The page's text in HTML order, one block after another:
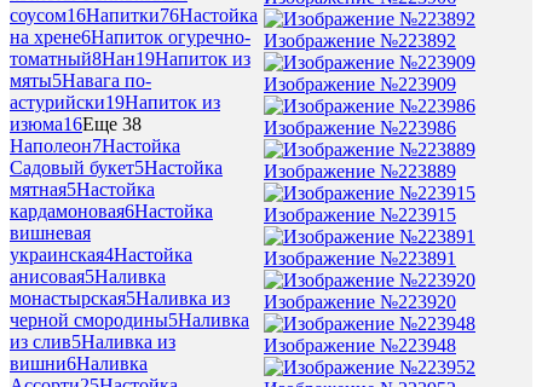
соусом16Напитки76Настойка
на хрене6Напиток огуречно-
томатный8Нан19Напиток из
мяты5Навага по-
астурийски19Напиток из
изюма16Еще 38
Наполеон7Настойка
Садовый букет5Настойка
мятная5Настойка
кардамоновая6Настойка
вишневая
украинская4Настойка
анисовая5Наливка
монастырская5Наливка из
черной смородины5Наливка
из слив5Наливка из
вишни6Наливка
Изображение №223892
Изображение №223909
Изображение №223986
Изображение №223889
Изображение №223915
Изображение №223891
Изображение №223920
Изображение №223948